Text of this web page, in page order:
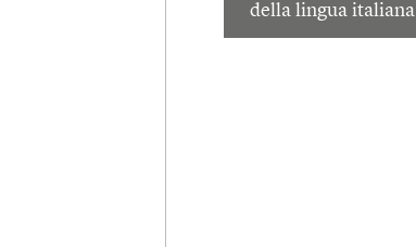
della lingua italiana